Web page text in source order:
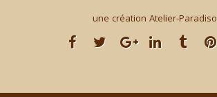
une création Atelier-Paradiso